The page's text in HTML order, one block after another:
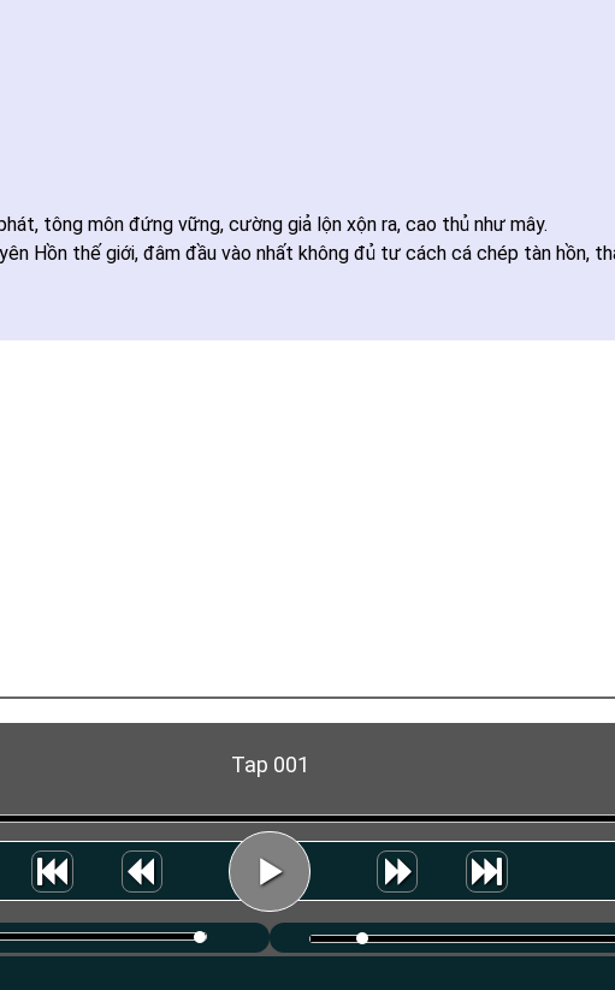
tông môn đứng vững, cường giả lộn xộn ra, cao thủ như mây.
Hồn thế giới, đâm đầu vào nhất không đủ tư cách cá chép tàn hồn,
Tap 001